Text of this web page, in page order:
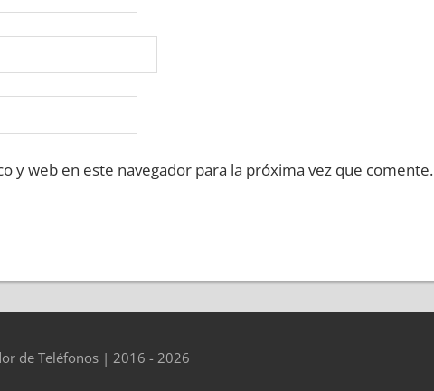
y web en este navegador para la próxima vez que comente.
de Teléfonos | 2016 - 2026